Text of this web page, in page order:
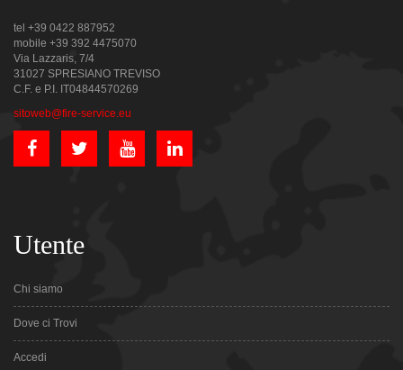
tel +39 0422 887952
mobile +39 392 4475070
Via Lazzaris, 7/4
31027 SPRESIANO TREVISO
C.F. e P.I. IT04844570269
sitoweb@fire-service.eu
Utente
Chi siamo
Dove ci Trovi
Accedi